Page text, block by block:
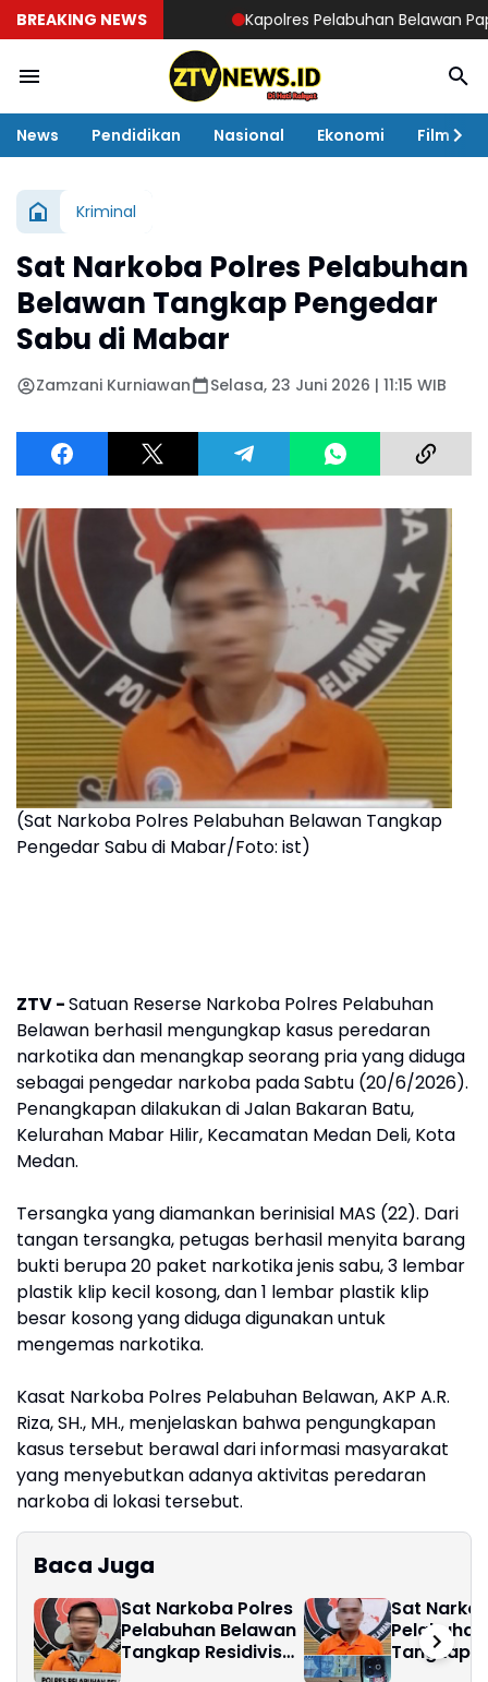
BREAKING NEWS Kapolres Pelabuhan Belawan Paparkan
News Pendidikan Nasional Ekonomi Film
Kriminal
Sat Narkoba Polres Pelabuhan
Belawan Tangkap Pengedar
Sabu di Mabar
Zamzani Kurniawan Selasa, 23 Juni 2026 | 11:15 WIB
(Sat Narkoba Polres Pelabuhan Belawan Tangkap
Pengedar Sabu di Mabar/Foto: ist)
ZTV -Satuan Reserse Narkoba Polres Pelabuhan
Belawan berhasil mengungkap kasus peredaran
narkotika dan menangkap seorang pria yang diduga
sebagai pengedar narkoba pada Sabtu (20/6/2026).
Penangkapan dilakukan di Jalan Bakaran Batu,
Kelurahan Mabar Hilir, Kecamatan Medan Deli, Kota
Medan.
Tersangka yang diamankan berinisial MAS (22). Dari
tangan tersangka, petugas berhasil menyita barang
bukti berupa 20 paket narkotika jenis sabu, 3 lembar
plastik klip kecil kosong, dan 1 lembar plastik klip
besar kosong yang diduga digunakan untuk
mengemas narkotika.
Kasat Narkoba Polres Pelabuhan Belawan, AKP A.R.
Riza, SH., MH., menjelaskan bahwa pengungkapan
kasus tersebut berawal dari informasi masyarakat
yang menyebutkan adanya aktivitas peredaran
narkoba di lokasi tersebut.
Baca Juga
Sat Narkoba Polres
Pelabuhan Belawan
Tangkap Residivis
Sat
Tangkap